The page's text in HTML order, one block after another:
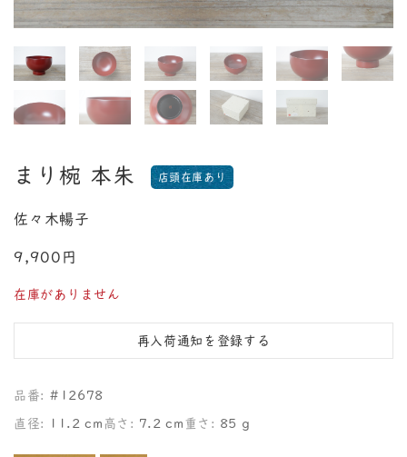
まり椀 本朱 店頭在庫あり
佐々木暢子
9,900円
在庫がありません
再入荷通知を登録する
品番: #12678
直径: 11.2 cm 高さ: 7.2 cm 重さ: 85 g